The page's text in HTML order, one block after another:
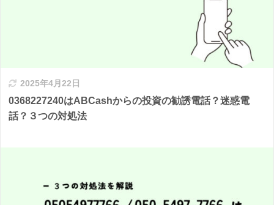
2025年4月22日
0368227240はABCashからの投資の勧誘電話？迷惑電
話？３つの対処法